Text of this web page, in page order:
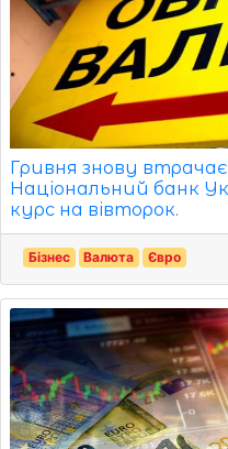
Гривня знову втрачає
Національний банк
курс на вівторок.
Бізнес Валюта Євро